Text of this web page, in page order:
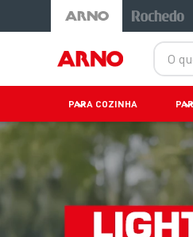
O que
PARA COZINHA